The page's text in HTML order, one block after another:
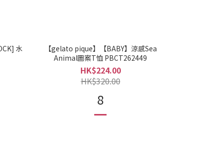
水
【gelato pique】【BABY】涼感Sea
Animal圖案T恤 PBCT262449
HK$224.00
HK$320.00
8